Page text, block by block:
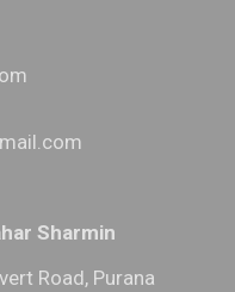
Sharmin
Road, Purana